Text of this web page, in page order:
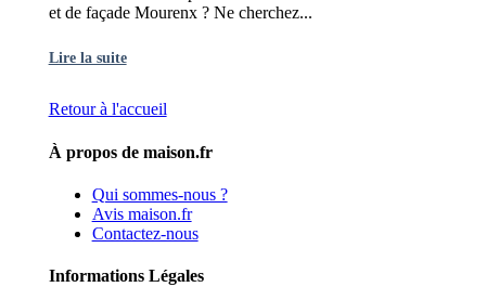
et de façade Mourenx ? Ne cherchez...
Lire la suite
Retour à l'accueil
À propos de maison.fr
Qui sommes-nous ?
Avis maison.fr
Contactez-nous
Informations Légales